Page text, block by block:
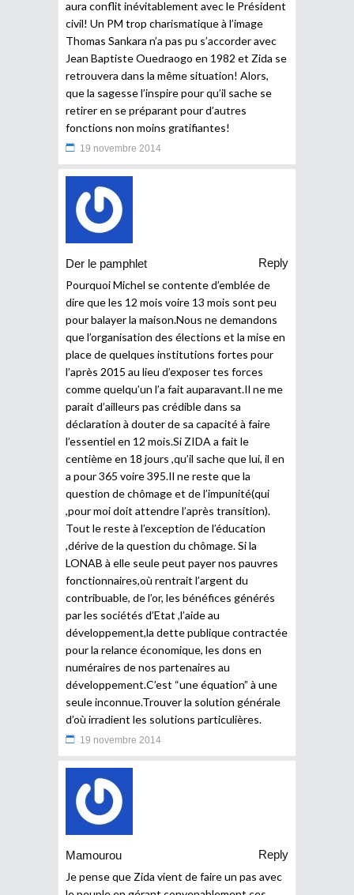
aura conflit inévitablement avec le Président
civil! Un PM trop charismatique à l’image
Thomas Sankara n’a pas pu s’accorder avec
Jean Baptiste Ouedraogo en 1982 et Zida se
retrouvera dans la même situation! Alors,
que la sagesse l’inspire pour qu’il sache se
retirer en se préparant pour d’autres
fonctions non moins gratifiantes!
19 novembre 2014
Der le pamphlet
Reply
Pourquoi Michel se contente d’emblée de
dire que les 12 mois voire 13 mois sont peu
pour balayer la maison.Nous ne demandons
que l’organisation des élections et la mise en
place de quelques institutions fortes pour
l’après 2015 au lieu d’exposer tes forces
comme quelqu’un l’a fait auparavant.Il ne me
parait d’ailleurs pas crédible dans sa
déclaration à douter de sa capacité à faire
l’essentiel en 12 mois.Si ZIDA a fait le
centième en 18 jours ,qu’il sache que lui, il en
a pour 365 voire 395.Il ne reste que la
question de chômage et de l’impunité(qui
,pour moi doit attendre l’après transition).
Tout le reste à l’exception de l’éducation
,dérive de la question du chômage. Si la
LONAB à elle seule peut payer nos pauvres
fonctionnaires,où rentrait l’argent du
contribuable, de l’or, les bénéfices générés
par les sociétés d’Etat ,l’aide au
développement,la dette publique contractée
pour la relance économique, les dons en
numéraires de nos partenaires au
développement.C’est “une équation” à une
seule inconnue.Trouver la solution générale
d’où irradient les solutions particulières.
19 novembre 2014
Mamourou
Reply
Je pense que Zida vient de faire un pas avec